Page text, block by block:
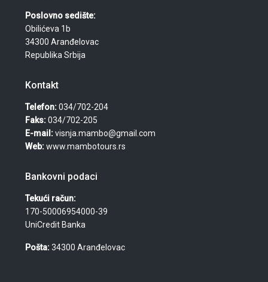
Poslovno sedište:
Obilićeva 1b
34300 Aranđelovac
Republika Srbija
Kontakt
Telefon:034/702-204
Faks:034/702-205
E-mail:visnja.mambo@gmail.com
Web:www.mambotours.rs
Bankovni podaci
Tekući račun:
170-50006954000-39
UniCredit Banka
Pošta:34300 Aranđelovac